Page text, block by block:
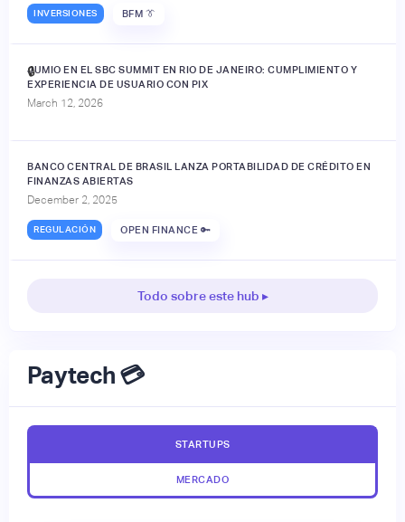
INVERSIONES BFM 👔
JUMIO EN EL SBC SUMMIT EN RIO DE JANEIRO: CUMPLIMIENTO Y
EXPERIENCIA DE USUARIO CON PIX
March 12, 2026
🔒
BANCO CENTRAL DE BRASIL LANZA PORTABILIDAD DE CRÉDITO EN
FINANZAS ABIERTAS
December 2, 2025
REGULACIÓN OPEN FINANCE 🔑
Todo sobre este hub ▸
Paytech 💳
STARTUPS
MERCADO